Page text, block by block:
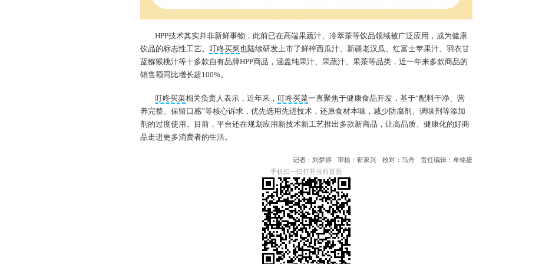
HPP技术其实并非新鲜事物，此前已在高端果蔬汁、冷萃茶等饮品领域被广泛应用，成为健康
饮品的标志性工艺。
叮咚买菜也陆续研发上市了鲜榨西瓜汁、新疆老汉瓜、红富士苹果汁、羽衣甘
蓝猕猴桃汁等十多款自有品牌HPP商品，涵盖纯果汁、果蔬汁、果茶等品类，近一年来多款商品的
销售额同比增长超100%。
叮咚买菜相关负责人表示，近年来， 叮咚买菜一直聚焦于健康食品开发，基于“配料干净、营
养完整、保留口感”等核心诉求，优先选用先进技术，还原食材本味，减少防腐剂、调味剂等添加
剂的过度使用。目前，平台还在规划应用新技术新工艺推出多款新商品，让高品质、健康化的好商
品走进更多消费者的生活。
记者：刘梦婷 审核：靳家兴 校对：马丹
责任编辑：单铭捷
手机扫一扫打开当前页面